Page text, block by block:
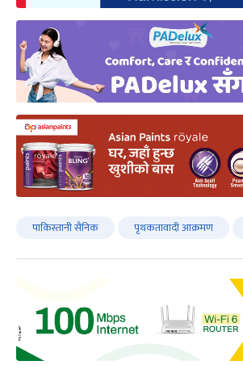
पाकिस्तानी सैनिक पृथकतावादी आक्रमण